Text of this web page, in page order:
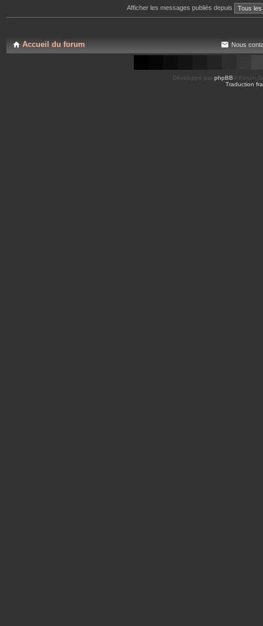
Afficher les messages publiés depuis
Accueil du forum Nous
Développé par phpBB ® Forum
Traduction